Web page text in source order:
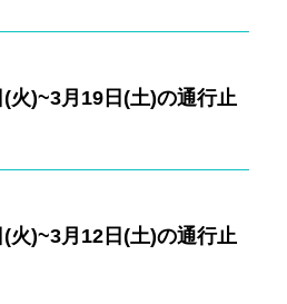
火)~3月19日(土)の通行止
火)~3月12日(土)の通行止